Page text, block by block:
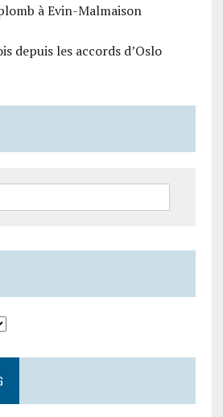
à Evin-Malmaison
depuis les accords d’Oslo